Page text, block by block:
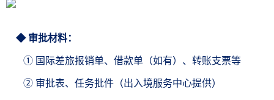
◆ 审批材料：
① 国际差旅报销单、借款单（如有）、转账支票等
② 审批表、任务批件（出入境服务中心提供）